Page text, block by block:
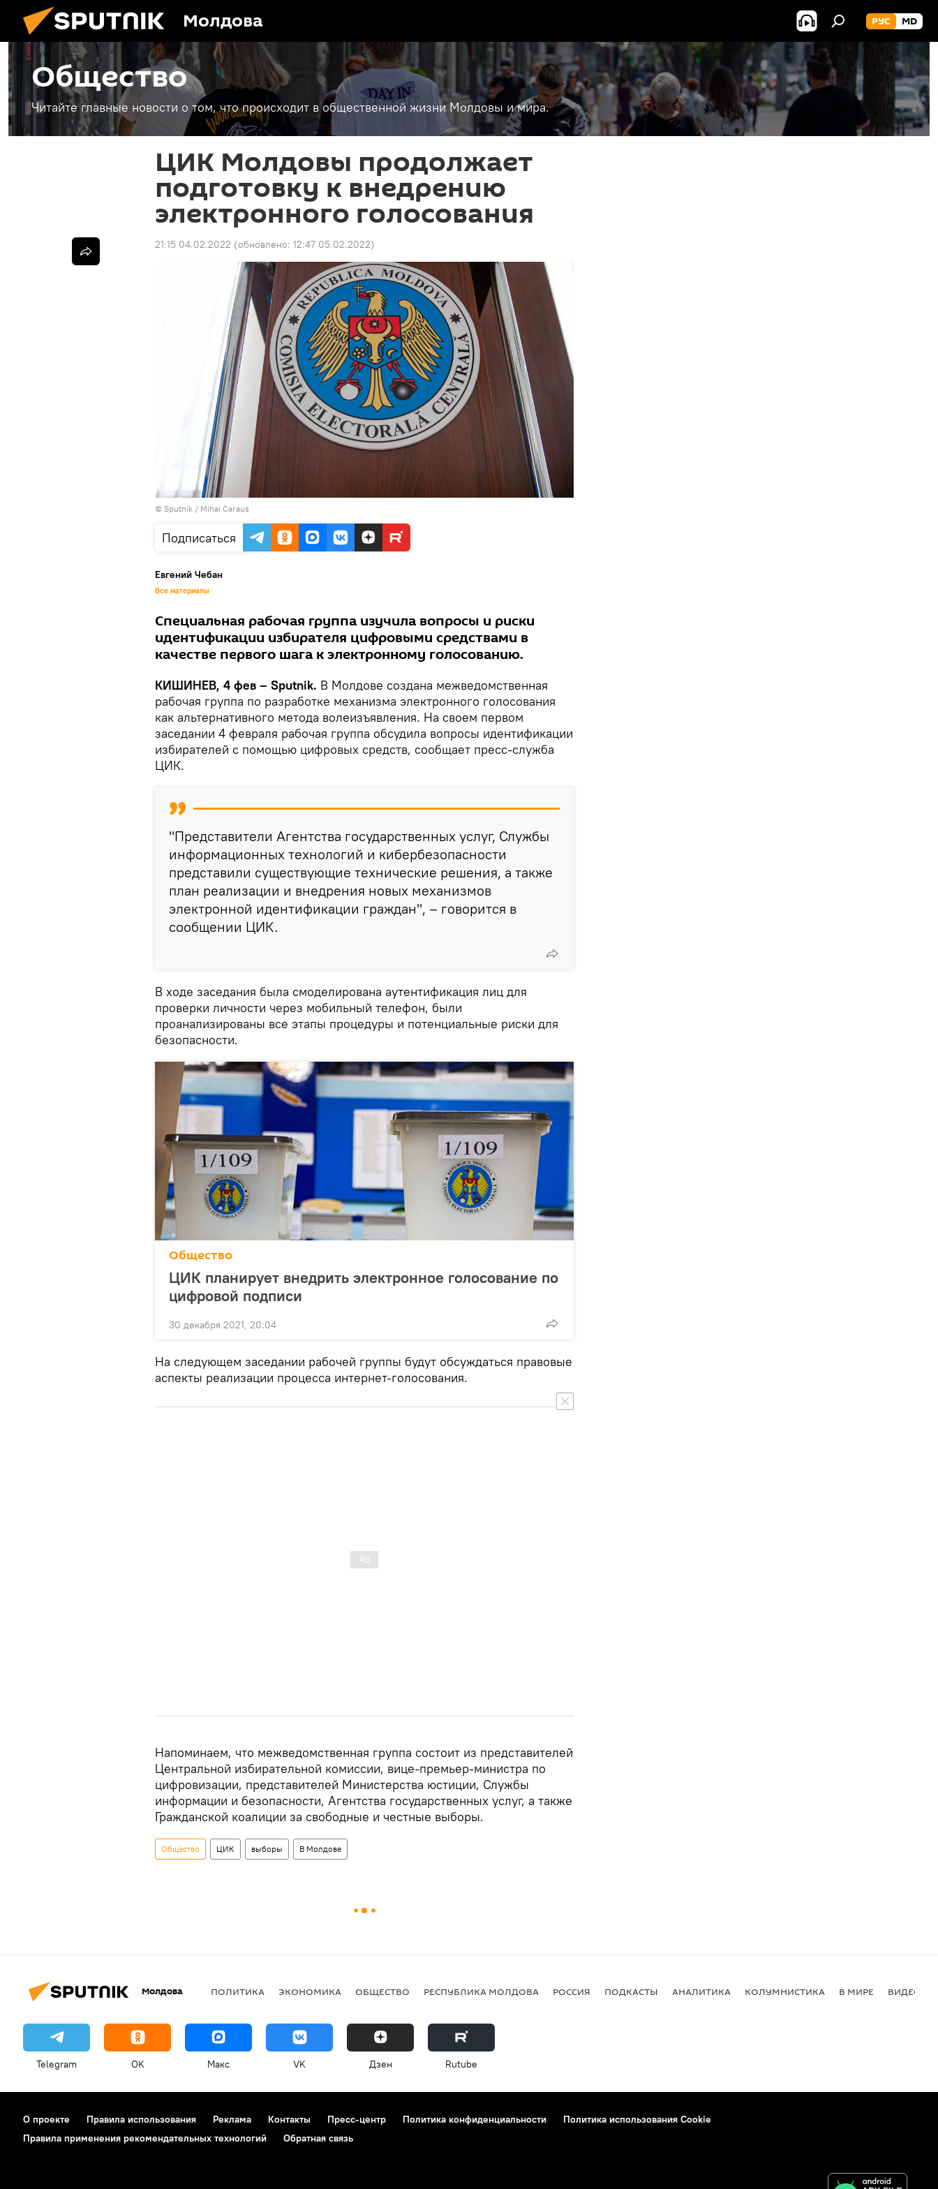
Молдова РУС MD
Общество
Читайте главные новости о том, что происходит в общественной жизни Молдовы и мира.
ЦИК Молдовы продолжает
подготовку к внедрению
электронного голосования
21:15 04.02.2022 (обновлено: 12:47 05.02.2022)
© Sputnik / Mihai Caraus
Подписаться
Евгений Чебан
Все материалы
Специальная рабочая группа изучила вопросы и риски
идентификации избирателя цифровыми средствами в
качестве первого шага к электронному голосованию.
КИШИНЕВ, 4 фев – Sputnik. В Молдове создана межведомственная
рабочая группа по разработке механизма электронного голосования
как альтернативного метода волеизъявления. На своем первом
заседании 4 февраля рабочая группа обсудила вопросы идентификации
избирателей с помощью цифровых средств, сообщает пресс-служба
ЦИК.
"Представители Агентства государственных услуг, Службы
информационных технологий и кибербезопасности
представили существующие технические решения, а также
план реализации и внедрения новых механизмов
электронной идентификации граждан", – говорится в
сообщении ЦИК.
В ходе заседания была смоделирована аутентификация лиц для
проверки личности через мобильный телефон, были
проанализированы все этапы процедуры и потенциальные риски для
безопасности.
Общество
ЦИК планирует внедрить электронное голосование по
цифровой подписи
30 декабря 2021, 20:04
На следующем заседании рабочей группы будут обсуждаться правовые
аспекты реализации процесса интернет-голосования.
Напоминаем, что межведомственная группа состоит из представителей
Центральной избирательной комиссии, вице-премьер-министра по
цифровизации, представителей Министерства юстиции, Службы
информации и безопасности, Агентства государственных услуг, а также
Гражданской коалиции за свободные и честные выборы.
Общество ЦИК выборы В Молдове
Молдова ПОЛИТИКА ЭКОНОМИКА ОБЩЕСТВО РЕСПУБЛИКА МОЛДОВА РОССИЯ ПОДКАСТЫ АНАЛИТИКА КОЛУМНИСТИКА В МИРЕ ВИДЕО
Telegram OK Макс VK Дзен Rutube
О проекте Правила использования Реклама Контакты Пресс-центр Политика конфиденциальности
Политика использования Cookie
Правила применения рекомендательных технологий
Обратная связь